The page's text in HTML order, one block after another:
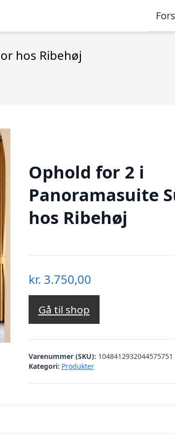
hos Ribehøj
Ophold for 2 i
Panoramasuite
hos Ribehøj
kr. 3.750,00
Gå til shop
Varenummer (SKU): 1048412932044575751
Kategori: Produkter